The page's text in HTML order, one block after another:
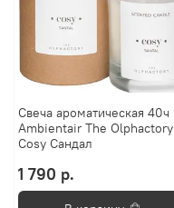
Свеча ароматическая 40ч
Ambientair The Olphactory
Cosy Сандал
1 790 р.